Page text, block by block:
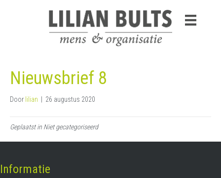
Nieuwsbrief 8
Door lilian 26 augustus 2020
Geplaatst in Niet gecategoriseerd
Informatie